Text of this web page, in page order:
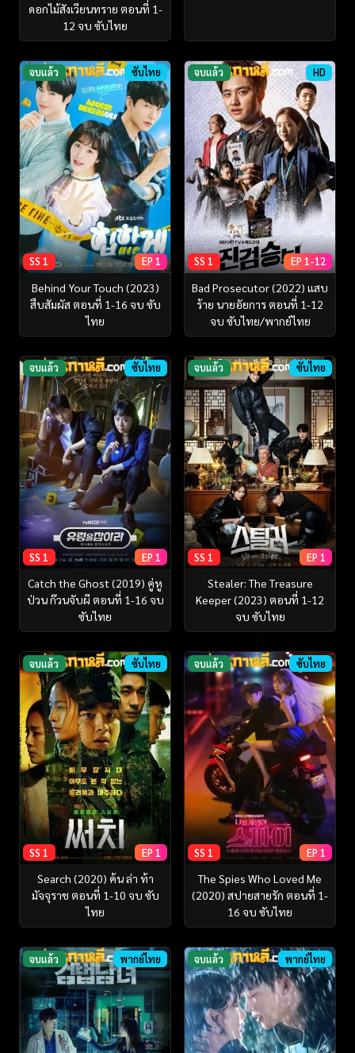
ดอกไม้สังเวียนทราย ตอนที่ 1-
12 จบ ซับไทย
จบแล้ว ซับไทย
SS 1 EP 1
Behind Your Touch (2023)
สืบสัมผัส ตอนที่ 1-16 จบ ซับ
ไทย
จบแล้ว HD
SS 1 EP 1-12
Bad Prosecutor (2022) แสบ
ร้าย นายอัยการ ตอนที่ 1-12
จบ ซับไทย/พากย์ไทย
จบแล้ว ซับไทย
SS 1 EP 1
Catch the Ghost (2019) คู่หู
ป่วน ก๊วนจับผี ตอนที่ 1-16 จบ
ซับไทย
จบแล้ว ซับไทย
SS 1 EP 1
Stealer: The Treasure
Keeper (2023) ตอนที่ 1-12
จบ ซับไทย
จบแล้ว ซับไทย
SS 1 EP 1
Search (2020) ค้น ล่า ท้า
มัจจุราช ตอนที่ 1-10 จบ ซับ
ไทย
จบแล้ว ซับไทย
SS 1 EP 1
The Spies Who Loved Me
(2020) สปายสายรัก ตอนที่ 1-
16 จบ ซับไทย
จบแล้ว พากย์ไทย จบแล้ว พากย์ไทย